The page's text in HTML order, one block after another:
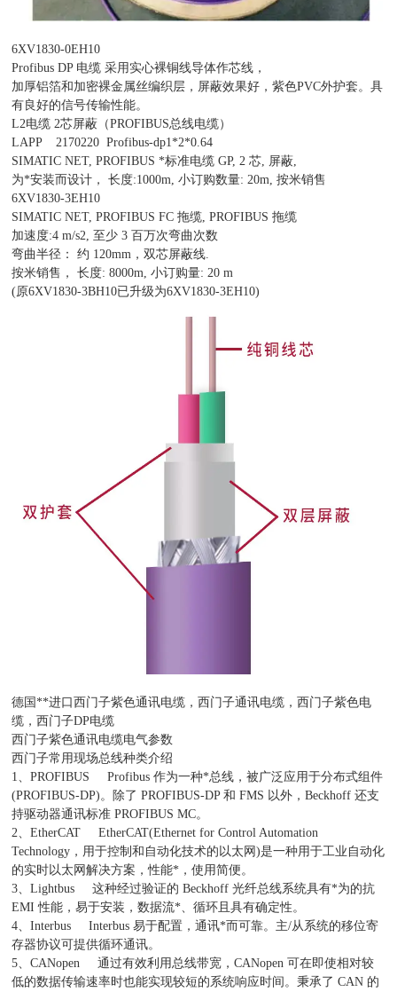
6XV1830-0EH10
Profibus DP 电缆 采用实心裸铜线导体作芯线，
加厚铝箔和加密裸金属丝编织层，屏蔽效果好，紫色PVC外护套。具
有良好的信号传输性能。
L2电缆 2芯屏蔽（PROFIBUS总线电缆）
LAPP 2170220 Profibus-dp1*2*0.64
SIMATIC NET, PROFIBUS *标准电缆 GP, 2 芯, 屏蔽,
为*安装而设计， 长度:1000m, 小订购数量: 20m, 按米销售
6XV1830-3EH10
SIMATIC NET, PROFIBUS FC 拖缆, PROFIBUS 拖缆
加速度:4 m/s2, 至少 3 百万次弯曲次数
弯曲半径： 约 120mm，双芯屏蔽线.
按米销售， 长度: 8000m, 小订购量: 20 m
(原6XV1830-3BH10已升级为6XV1830-3EH10)
德国**进口西门子紫色通讯电缆，西门子通讯电缆，西门子紫色电
缆，西门子DP电缆
西门子紫色通讯电缆电气参数
西门子常用现场总线种类介绍
1、PROFIBUS Profibus 作为一种*总线，被广泛应用于分布式组件
(PROFIBUS-DP)。除了 PROFIBUS-DP 和 FMS 以外，Beckhoff 还支
持驱动器通讯标准 PROFIBUS MC。
2、EtherCAT EtherCAT(Ethernet for Control Automation
Technology，用于控制和自动化技术的以太网)是一种用于工业自动化
的实时以太网解决方案，性能*，使用简便。
3、Lightbus 这种经过验证的 Beckhoff 光纤总线系统具有*为的抗
EMI 性能，易于安装，数据流*、循环且具有确定性。
4、Interbus Interbus 易于配置，通讯*而可靠。主/从系统的移位寄
存器协议可提供循环通讯。
5、CANopen 通过有效利用总线带宽，CANopen 可在即使相对较
低的数据传输速率时也能实现较短的系统响应时间。秉承了 CAN 的